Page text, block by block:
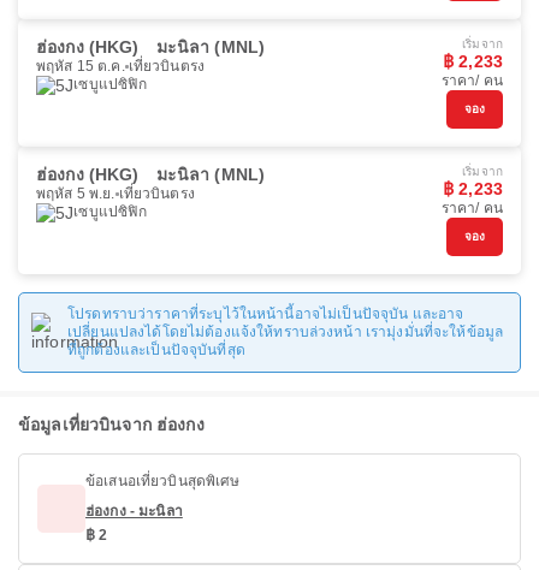
ฮ่องกง (HKG) มะนิลา (MNL)
พฤหัส 15 ต.ค. เที่ยวบินตรง
เซบูแปซิฟิก
เริ่มจาก
฿ 2,233
ราคา/ คน
จอง
ฮ่องกง (HKG) มะนิลา (MNL)
พฤหัส 5 พ.ย. เที่ยวบินตรง
เซบูแปซิฟิก
เริ่มจาก
฿ 2,233
ราคา/ คน
จอง
โปรดทราบว่าราคาที่ระบุไว้ในหน้านี้อาจไม่เป็นปัจจุบัน และอาจ
เปลี่ยนแปลงได้โดยไม่ต้องแจ้งให้ทราบล่วงหน้า เรามุ่งมั่นที่จะให้ข้อมูล
ที่ถูกต้องและเป็นปัจจุบันที่สุด
ข้อมูลเที่ยวบินจาก ฮ่องกง
ข้อเสนอเที่ยวบินสุดพิเศษ
ฮ่องกง - มะนิลา
฿ 2